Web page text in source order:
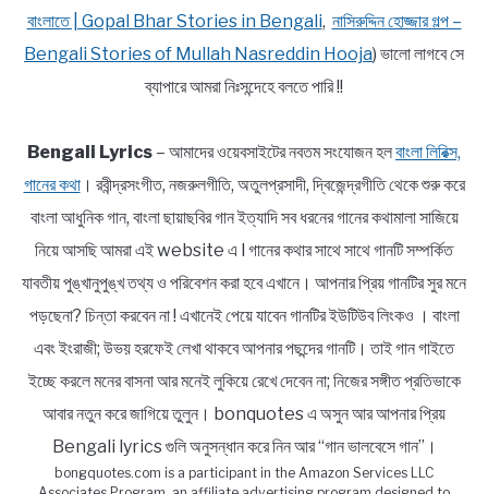
বাংলাতে | Gopal Bhar Stories in Bengali, নাসিরুদ্দিন হোজ্জার গল্প –
Bengali Stories of Mullah Nasreddin Hooja) ভালো লাগবে সে
ব্যাপারে আমরা নিঃসন্দেহে বলতে পারি !!
Bengali Lyrics – আমাদের ওয়েবসাইটের নবতম সংযোজন হলবাংলা লিরিক্স,
গানের কথা। রবীন্দ্রসংগীত, নজরুলগীতি, অতুলপ্রসাদী, দ্বিজেন্দ্রগীতি থেকে শুরু করে
বাংলা আধুনিক গান, বাংলা ছায়াছবির গান ইত্যাদি সব ধরনের গানের কথামালা সাজিয়ে
নিয়ে আসছি আমরা এই website এ l গানের কথার সাথে সাথে গানটি সম্পর্কিত
যাবতীয় পুঙ্খানুপুঙ্খ তথ্য ও পরিবেশন করা হবে এখানে। আপনার প্রিয় গানটির সুর মনে
পড়ছেনা? চিন্তা করবেন না ! এখানেই পেয়ে যাবেন গানটির ইউটিউব লিংকও । বাংলা
এবং ইংরাজী; উভয় হরফেই লেখা থাকবে আপনার পছন্দের গানটি। তাই গান গাইতে
ইচ্ছে করলে মনের বাসনা আর মনেই লুকিয়ে রেখে দেবেন না; নিজের সঙ্গীত প্রতিভাকে
আবার নতুন করে জাগিয়ে তুলুন। bonquotes এ অসুন আর আপনার প্রিয়
Bengali lyrics গুলি অনুসন্ধান করে নিন আর “গান ভালবেসে গান”।
bongquotes.com is a participant in the Amazon Services LLC